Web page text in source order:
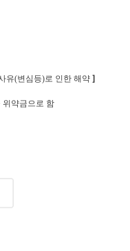
유(변심등)로 인한 해약 ]
위약금으로 함